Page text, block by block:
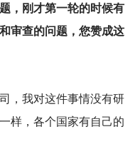
，刚才第一轮的时候有
审查的问题，您赞成这
，我对这件事情没有研
样，各个国家有自己的